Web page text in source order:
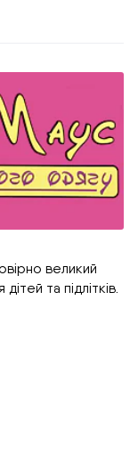
великий
та підлітків.